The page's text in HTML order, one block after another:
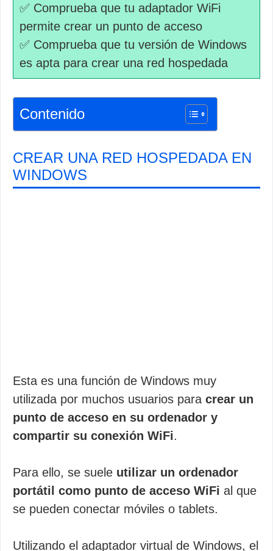
✅ Comprueba que tu adaptador WiFi
permite crear un punto de acceso
✅ Comprueba que tu versión de Windows
es apta para crear una red hospedada
Contenido
CREAR UNA RED HOSPEDADA EN
WINDOWS
Esta es una función de Windows muy
utilizada por muchos usuarios para crear un
punto de acceso en su ordenador y
compartir su conexión WiFi.
Para ello, se suele utilizar un ordenador
portátil como punto de acceso WiFi al que
se pueden conectar móviles o tablets.
Utilizando el adaptador virtual de Windows, el